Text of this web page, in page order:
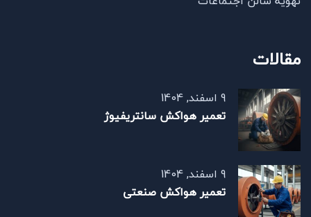
مقالات
9 اسفند, 1404
تعمیر هواکش سانتریفیوژ
9 اسفند, 1404
تعمیر هواکش صنعتی